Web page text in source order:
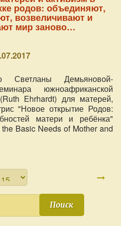
и домашними
родов: объединяют,
возвеличивают и
мир заново…
Светланы Демьяновой-
южноафриканской
Ehrhardt) для матерей,
"Новое открытие Родов:
матери и ребёнка"
Basic Needs of Mother and
Поиск